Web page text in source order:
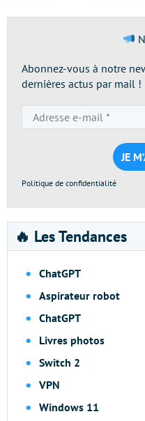
Abonnez-vous à notre
dernières actus par mail !
Politique de confidentialité
🔥 Les Tendances
ChatGPT
Aspirateur robot
ChatGPT
Livres photos
Switch 2
VPN
Windows 11